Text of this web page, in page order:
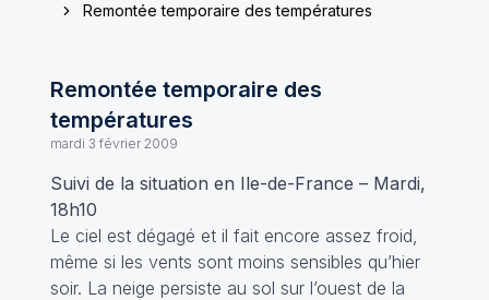
Remontée temporaire des températures
Remontée temporaire des
températures
mardi 3 février 2009
Suivi de la situation en Ile-de-France – Mardi,
18h10
Le ciel est dégagé et il fait encore assez froid,
même si les vents sont moins sensibles qu’hier
soir. La neige persiste au sol sur l’ouest de la